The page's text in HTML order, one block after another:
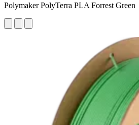
Polymaker PolyTerra PLA Forrest Green